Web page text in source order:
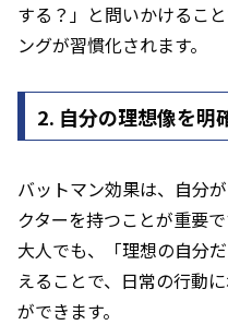
する？」と問いかけるこ
ングが習慣化されます。
2. 自分の理想像を明
バットマン効果は、自分
クターを持つことが重要で
大人でも、「理想の自分
えることで、日常の行動
ができます。